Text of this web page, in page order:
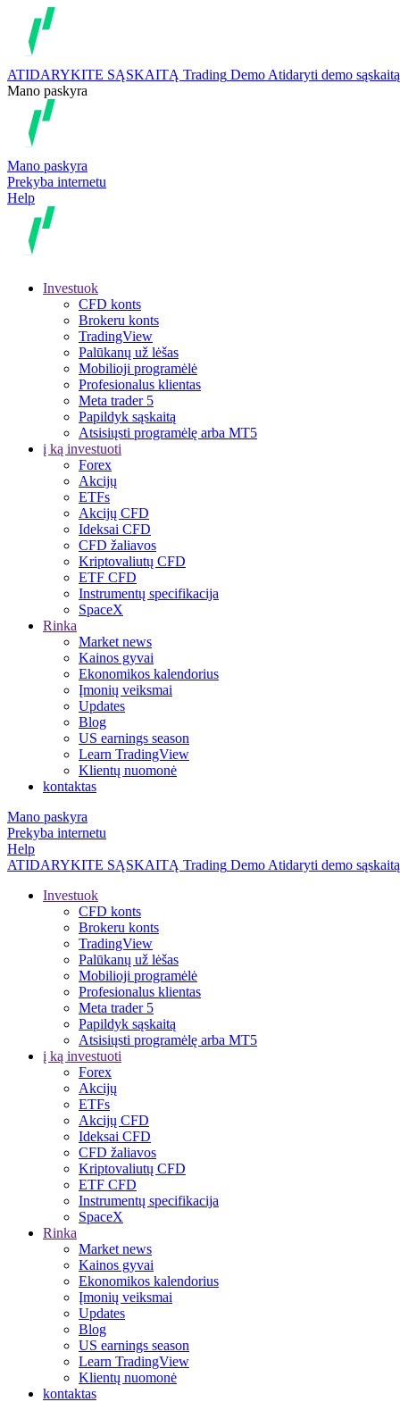
ATIDARYKITE SĄSKAITĄ Trading Demo Atidaryti demo sąskaitą
Mano paskyra
Mano paskyra
Prekyba internetu
Help
Investuok
CFD konts
Brokeru konts
TradingView
Palūkanų už lėšas
Mobilioji programėlė
Profesionalus klientas
Meta trader 5
Papildyk sąskaitą
Atsisiųsti programėlę arba MT5
į ką investuoti
Forex
Akcijų
ETFs
Akcijų CFD
Ideksai CFD
CFD žaliavos
Kriptovaliutų CFD
ETF CFD
Instrumentų specifikacija
SpaceX
Rinka
Market news
Kainos gyvai
Ekonomikos kalendorius
Įmonių veiksmai
Updates
Blog
US earnings season
Learn TradingView
Klientų nuomonė
kontaktas
Mano paskyra
Prekyba internetu
Help
ATIDARYKITE SĄSKAITĄ Trading Demo Atidaryti demo sąskaitą
Investuok
CFD konts
Brokeru konts
TradingView
Palūkanų už lėšas
Mobilioji programėlė
Profesionalus klientas
Meta trader 5
Papildyk sąskaitą
Atsisiųsti programėlę arba MT5
į ką investuoti
Forex
Akcijų
ETFs
Akcijų CFD
Ideksai CFD
CFD žaliavos
Kriptovaliutų CFD
ETF CFD
Instrumentų specifikacija
SpaceX
Rinka
Market news
Kainos gyvai
Ekonomikos kalendorius
Įmonių veiksmai
Updates
Blog
US earnings season
Learn TradingView
Klientų nuomonė
kontaktas